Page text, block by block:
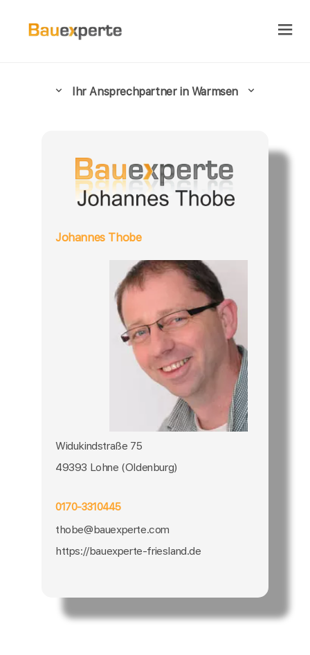
Ihr Ansprechpartner in Warmsen
Johannes Thobe
Widukindstraße 75
49393 Lohne (Oldenburg)
0170-3310445
thobe@bauexperte.com
https://bauexperte-friesland.de